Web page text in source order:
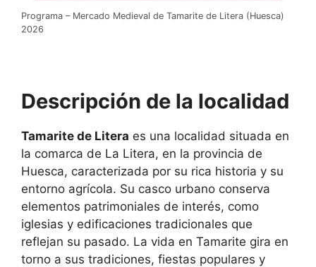
Programa – Mercado Medieval de Tamarite de Litera (Huesca)
2026
Descripción de la localidad
Tamarite de Litera es una localidad situada en
la comarca de La Litera, en la provincia de
Huesca, caracterizada por su rica historia y su
entorno agrícola. Su casco urbano conserva
elementos patrimoniales de interés, como
iglesias y edificaciones tradicionales que
reflejan su pasado. La vida en Tamarite gira en
torno a sus tradiciones, fiestas populares y